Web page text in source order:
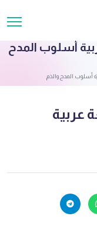
أسلوب المدح
أسلوب المدح والذم
عربية